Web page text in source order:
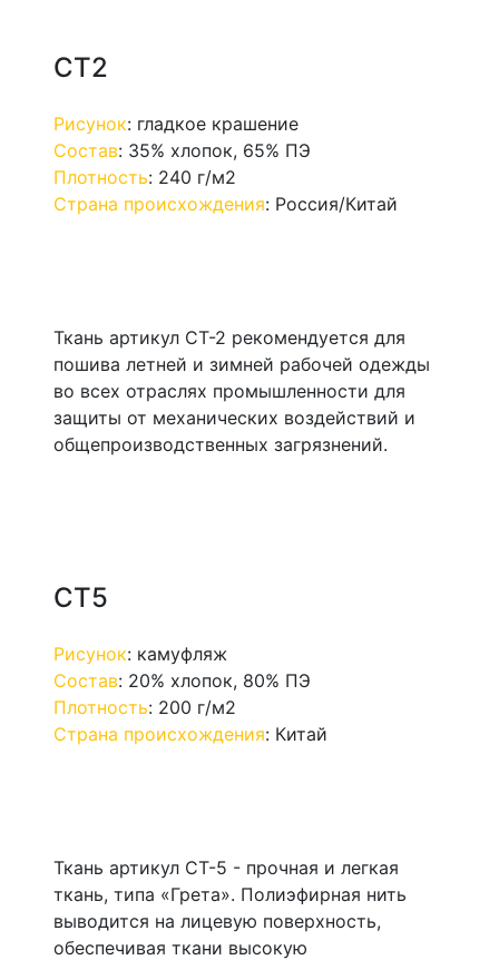
СТ2
Рисунок: гладкое крашение
Состав: 35% хлопок, 65% ПЭ
Плотность: 240 г/м2
Страна происхождения: Россия/Китай
Ткань артикул СТ-2 рекомендуется для
пошива летней и зимней рабочей одежды
во всех отраслях промышленности для
защиты от механических воздействий и
общепроизводственных загрязнений.
СТ5
Рисунок: камуфляж
Состав: 20% хлопок, 80% ПЭ
Плотность: 200 г/м2
Страна происхождения: Китай
Ткань артикул СТ-5 - прочная и легкая
ткань, типа «Грета». Полиэфирная нить
выводится на лицевую поверхность,
обеспечивая ткани высокую